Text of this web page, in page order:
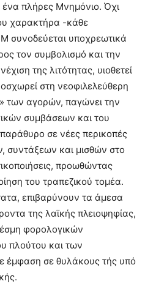
ένα πλήρες Μνημόνιο. Όχι
χαρακτήρα -κάθε
συνοδεύεται υποχρεωτικά
τον συμβολισμό και την
της λιτότητας, υιοθετεί
στη νεοφιλελεύθερη
των αγορών, παγώνει την
συμβάσεων και του
σε νέες περικοπές
συντάξεων και μισθών στο
προωθώντας
του τραπεζικού τομέα.
επιβαρύνουν τα άμεσα
της λαϊκής πλειοψηφίας,
φορολογικών
πλούτου και των
έμφαση σε θυλάκους τής υπό